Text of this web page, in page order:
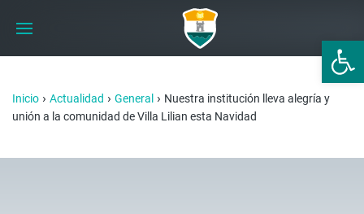
Abrir
Inicio › Actualidad › General › Nuestra institución lleva alegría y
unión a la comunidad de Villa Lilian esta Navidad